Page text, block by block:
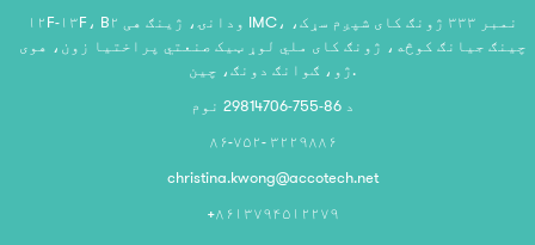
۱۲F-۱۳F، B۲ ودانۍ، ژینګ هی IMC، نمبر ۳۳۳ ژونګ کای شپږم سړک،
چینګ جیانګ کوڅه، ژونګ کای ملي لوړ ټیک صنعتي پراختیا زون، هوی
ژو، ګوانګ دونګ، چین.
د 86-755-29814706 نوم
۸۶-۷۵۲- ۳۲۲۹۸۸۶
christina.kwong@accotech.net
+۸۶۱۳۷۹۴۵۱۲۲۷۹